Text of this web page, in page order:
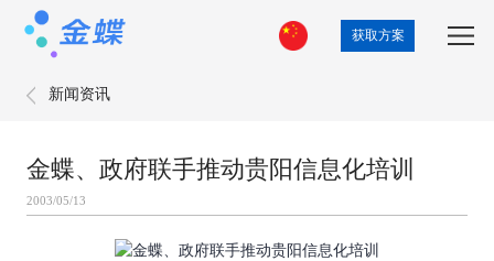
获取方案
新闻资讯
金蝶、政府联手推动贵阳信息化培训
2003/05/13